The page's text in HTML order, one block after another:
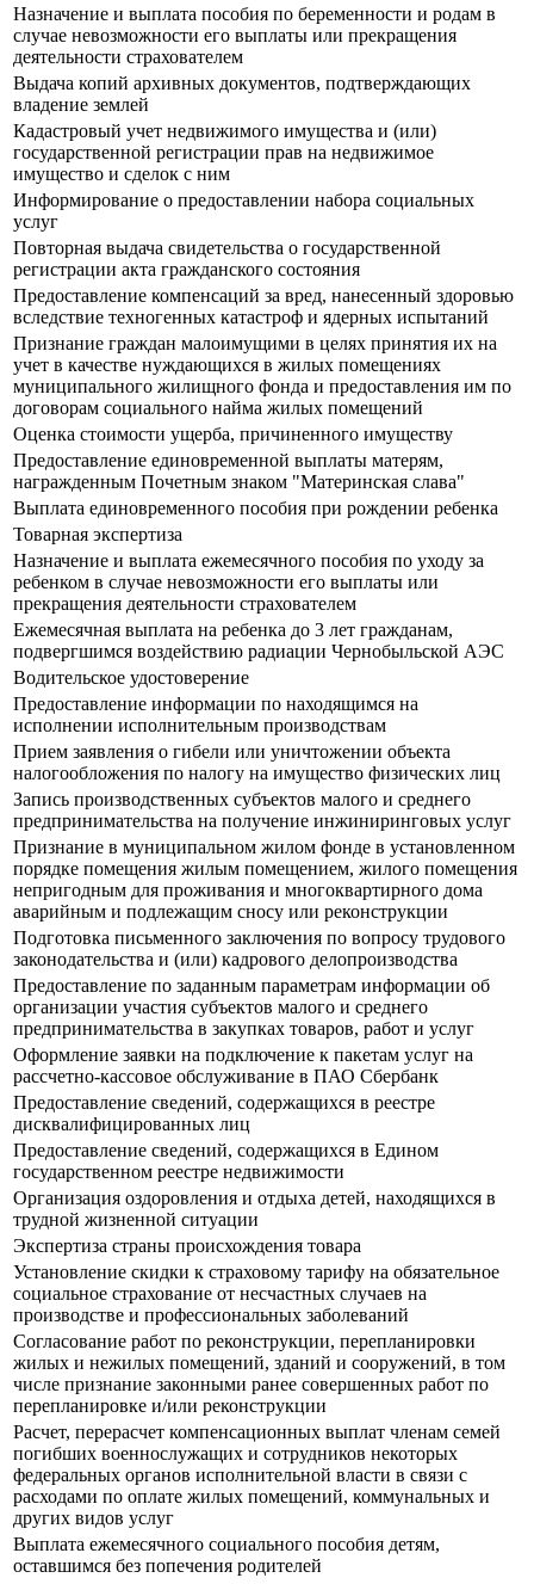
Назначение и выплата пособия по беременности и родам в
случае невозможности его выплаты или прекращения
деятельности страхователем
Выдача копий архивных документов, подтверждающих
владение землей
Кадастровый учет недвижимого имущества и (или)
государственной регистрации прав на недвижимое
имущество и сделок с ним
Информирование о предоставлении набора социальных
услуг
Повторная выдача свидетельства о государственной
регистрации акта гражданского состояния
Предоставление компенсаций за вред, нанесенный здоровью
вследствие техногенных катастроф и ядерных испытаний
Признание граждан малоимущими в целях принятия их на
учет в качестве нуждающихся в жилых помещениях
муниципального жилищного фонда и предоставления им по
договорам социального найма жилых помещений
Оценка стоимости ущерба, причиненного имуществу
Предоставление единовременной выплаты матерям,
награжденным Почетным знаком "Материнская слава"
Выплата единовременного пособия при рождении ребенка
Товарная экспертиза
Назначение и выплата ежемесячного пособия по уходу за
ребенком в случае невозможности его выплаты или
прекращения деятельности страхователем
Ежемесячная выплата на ребенка до 3 лет гражданам,
подвергшимся воздействию радиации Чернобыльской АЭС
Водительское удостоверение
Предоставление информации по находящимся на
исполнении исполнительным производствам
Прием заявления о гибели или уничтожении объекта
налогообложения по налогу на имущество физических лиц
Запись производственных субъектов малого и среднего
предпринимательства на получение инжиниринговых услуг
Признание в муниципальном жилом фонде в установленном
порядке помещения жилым помещением, жилого помещения
непригодным для проживания и многоквартирного дома
аварийным и подлежащим сносу или реконструкции
Подготовка письменного заключения по вопросу трудового
законодательства и (или) кадрового делопроизводства
Предоставление по заданным параметрам информации об
организации участия субъектов малого и среднего
предпринимательства в закупках товаров, работ и услуг
Оформление заявки на подключение к пакетам услуг на
рассчетно-кассовое обслуживание в ПАО Сбербанк
Предоставление сведений, содержащихся в реестре
дисквалифицированных лиц
Предоставление сведений, содержащихся в Едином
государственном реестре недвижимости
Организация оздоровления и отдыха детей, находящихся в
трудной жизненной ситуации
Экспертиза страны происхождения товара
Установление скидки к страховому тарифу на обязательное
социальное страхование от несчастных случаев на
производстве и профессиональных заболеваний
Согласование работ по реконструкции, перепланировки
жилых и нежилых помещений, зданий и сооружений, в том
числе признание законными ранее совершенных работ по
перепланировке и/или реконструкции
Расчет, перерасчет компенсационных выплат членам семей
погибших военнослужащих и сотрудников некоторых
федеральных органов исполнительной власти в связи с
расходами по оплате жилых помещений, коммунальных и
других видов услуг
Выплата ежемесячного социального пособия детям,
оставшимся без попечения родителей